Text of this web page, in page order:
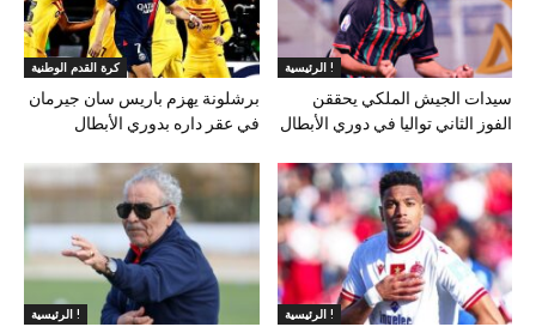
كرة القدم الوطنية
برشلونة يهزم باريس سان جيرمان
في عقر داره بدوري الأبطال
الرئيسية !
سيدات الجيش الملكي يحققن
الفوز الثاني تواليا في دوري الأبطال
الرئيسية ! الرئيسية !